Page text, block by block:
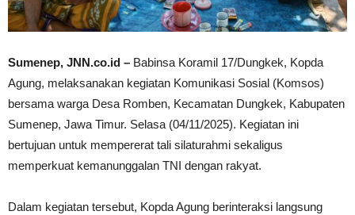
Sumenep, JNN.co.id – Babinsa Koramil 17/Dungkek, Kopda
Agung, melaksanakan kegiatan Komunikasi Sosial (Komsos)
bersama warga Desa Romben, Kecamatan Dungkek, Kabupaten
Sumenep, Jawa Timur. Selasa (04/11/2025). Kegiatan ini
bertujuan untuk mempererat tali silaturahmi sekaligus
memperkuat kemanunggalan TNI dengan rakyat.
Dalam kegiatan tersebut, Kopda Agung berinteraksi langsung